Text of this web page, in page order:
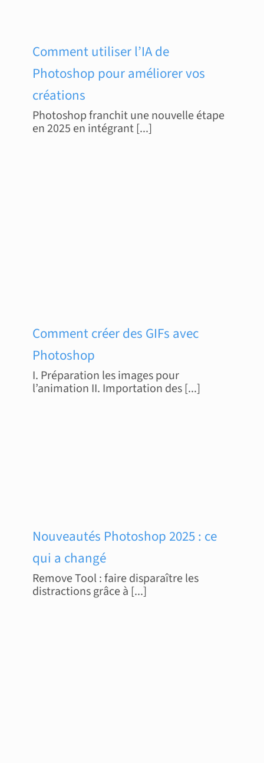
Comment utiliser l’IA de
Photoshop pour améliorer vos
créations
Photoshop franchit une nouvelle étape
en 2025 en intégrant [...]
Comment créer des GIFs avec
Photoshop
I. Préparation les images pour
l’animation II. Importation des [...]
Nouveautés Photoshop 2025 : ce
qui a changé
Remove Tool : faire disparaître les
distractions grâce à [...]